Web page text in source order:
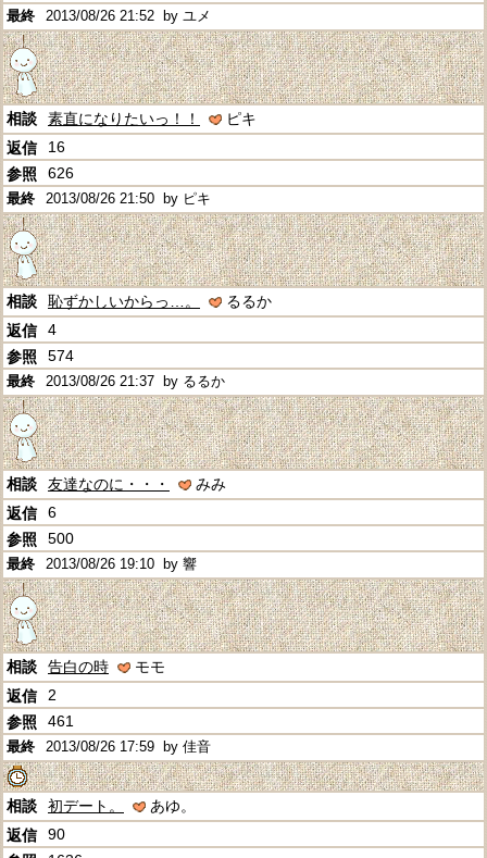
2013/08/26 21:52 by ユメ
素直になりたいっ！！
ピキ
16
626
2013/08/26 21:50 by ピキ
恥ずかしいからっ…。
るるか
4
574
2013/08/26 21:37 by るるか
友達なのに・・・
みみ
6
500
2013/08/26 19:10 by 響
告白の時
モモ
2
461
2013/08/26 17:59 by 佳音
初デート。
あゆ。
90